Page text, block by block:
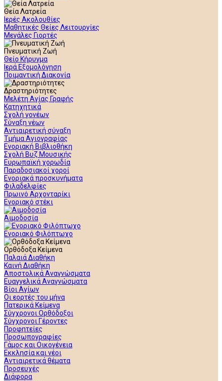
Θεία Λατρεία
Ιερές Ακολουθίες
Μαθητικές Θείες Λειτουργίες
Μεγάλες Γιορτές
Πνευματική Ζωή
Θείο Κήρυγμα
Ιερά Εξομολόγηση
Ποιμαντική Διακονία
Δραστηριότητες
Μελέτη Αγίας Γραφής
Κατηχητικά
Σχολή γονέων
Σύναξη νέων
Αντιαιρετική σύναξη
Τμήμα Αγιογραφίας
Ενοριακή Βιβλιοθήκη
Σχολή Βυζ Μουσικής
Ευρωπαϊκή χορωδία
Παραδοσιακοί χοροί
Ενοριακά προσκυνήματα
Φιλαδελφίες
Πρωινό Αρχονταρίκι
Ενοριακό στέκι
Αιμοδοσία
Ενοριακό Φιλόπτωχο
Ορθόδοξα Κείμενα
Παλαιά Διαθήκη
Καινή Διαθήκη
Αποστολικά Αναγνώσματα
Ευαγγελικά Αναγνώσματα
Βίοι Αγίων
Οι εορτές του μήνα
Πατερικά Κείμενα
Σύγχρονοι Ορθόδοξοι
Σύγχρονοι Γέροντες
Προφητείες
Προσωπογραφίες
Γάμος και Οικογένεια
Εκκλησία και νέοι
Αντιαιρετικά θέματα
Προσευχές
Διάφορα